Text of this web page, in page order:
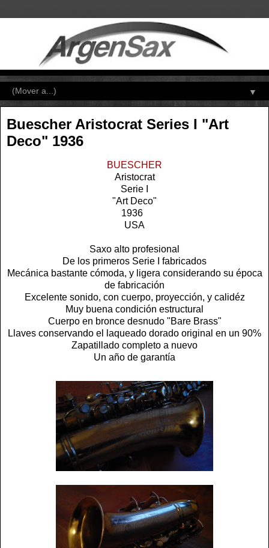
▼
Buescher Aristocrat Series I "Art
Deco" 1936
BUESCHER
Aristocrat
Serie I
"Art Deco"
1936
USA
Saxo alto profesional
De los primeros Serie I fabricados
Mecánica bastante cómoda, y ligera considerando su época
de fabricación
Excelente sonido, con cuerpo, proyección, y calidéz
Muy buena condición estructural
Cuerpo en bronce desnudo "Bare Brass"
Llaves conservando el laqueado dorado original en un 90%
Zapatillado completo a nuevo
Un año de garantía